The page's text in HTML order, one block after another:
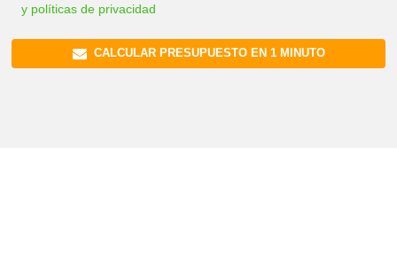
y políticas de privacidad
CALCULAR PRESUPUESTO EN 1 MINUTO